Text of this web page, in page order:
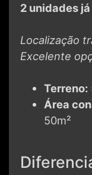
2 unidades
Localização
Excelente
Terreno:
Área
50m²